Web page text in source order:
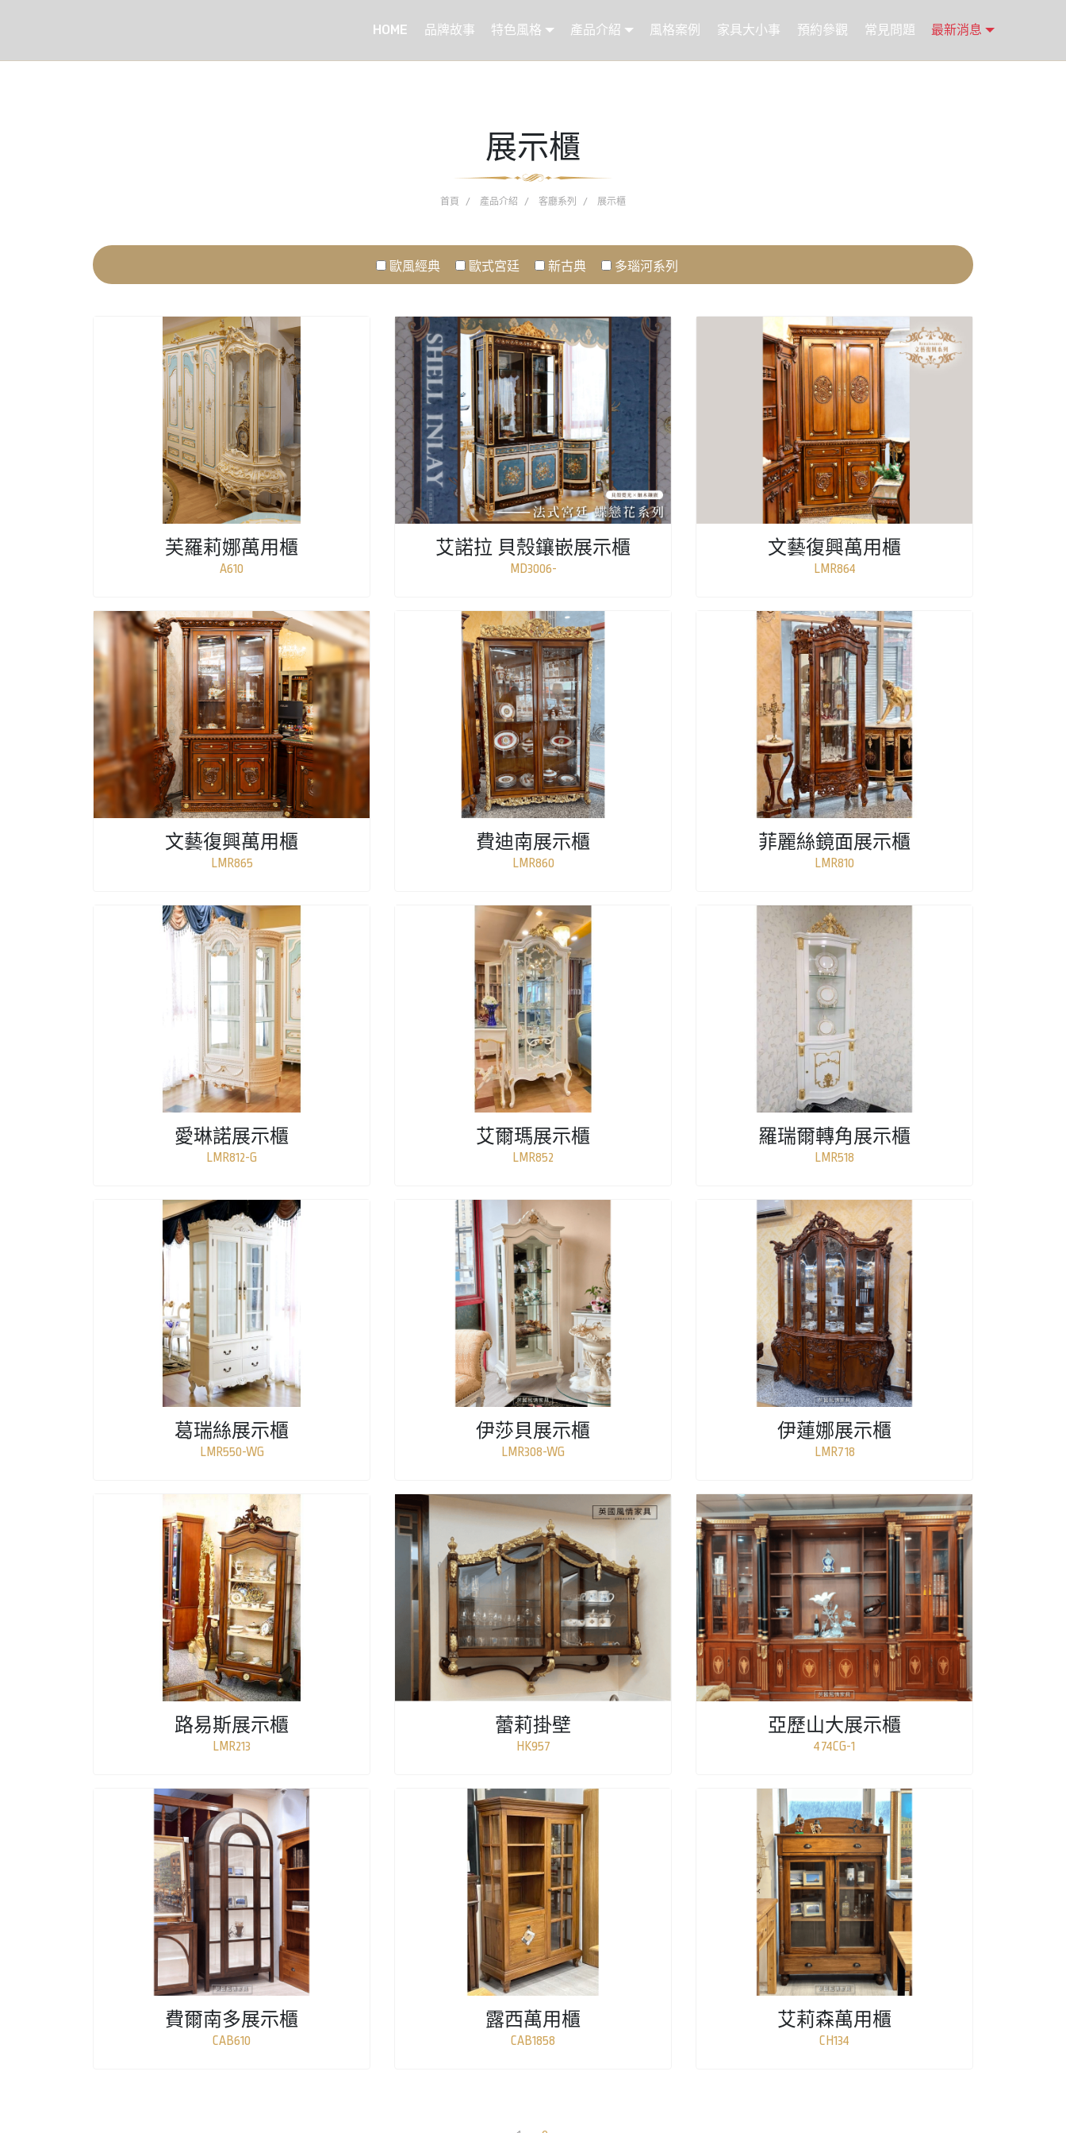
HOME 品牌故事 特色風格 產品介紹 風格案例 家具大小事 預約參觀 常見問題 最新消息
展示櫃
首頁 產品介紹 客廳系列 展示櫃
歐風經典 歐式宮廷 新古典 多瑙河系列
芙羅莉娜萬用櫃
A610
艾諾拉 貝殼鑲嵌展示櫃
MD3006-
文藝復興萬用櫃
LMR864
文藝復興萬用櫃
LMR865
費迪南展示櫃
LMR860
菲麗絲鏡面展示櫃
LMR810
愛琳諾展示櫃
LMR812-G
艾爾瑪展示櫃
LMR852
羅瑞爾轉角展示櫃
LMR518
葛瑞絲展示櫃
LMR550-WG
伊莎貝展示櫃
LMR308-WG
伊蓮娜展示櫃
LMR718
路易斯展示櫃
LMR213
蕾莉掛壁
HK957
亞歷山大展示櫃
474CG-1
費爾南多展示櫃
CAB610
露西萬用櫃
CAB1858
艾莉森萬用櫃
CH134